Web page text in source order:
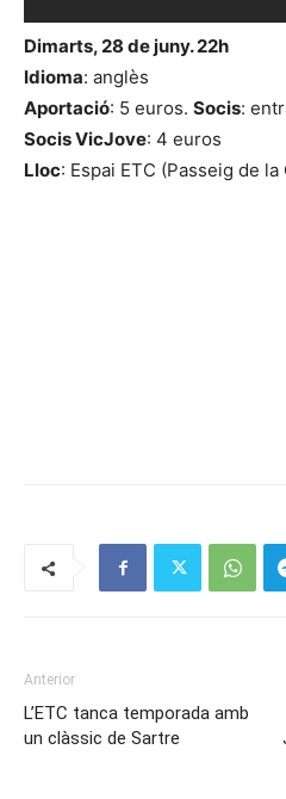
Dimarts, 28 de juny. 22h
Idioma: anglès
Aportació: 5 euros. Socis:
Socis VicJove: 4 euros
Lloc: Espai ETC (Passeig de
Anterior
L’ETC tanca temporada amb
un clàssic de Sartre